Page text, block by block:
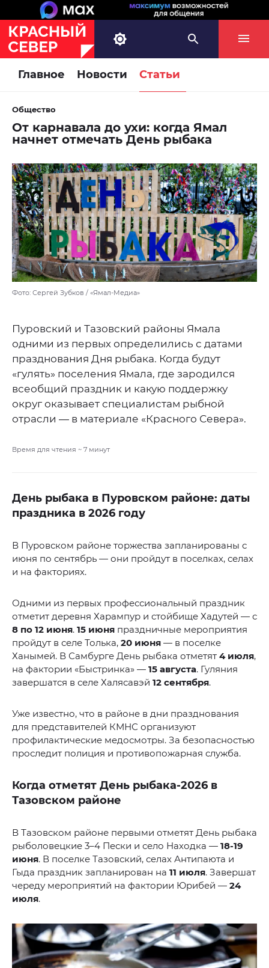
Главное Новости Статьи
Общество
От карнавала до ухи: когда Ямал
начнет отмечать День рыбака
Фото: Сергей Зубков / «Ямал-Медиа»
Пуровский и Тазовский районы Ямала
одними из первых определились с датами
празднования Дня рыбака. Когда будут
«гулять» поселения Ямала, где зародился
всеобщий праздник и какую поддержку
округ оказывает специалистам рыбной
отрасли — в материале «Красного Севера».
Время для чтения ~ 7 минут
День рыбака в Пуровском районе: даты
праздника в 2026 году
В Пуровском районе торжества запланированы с
июня по сентябрь — они пройдут в поселках, селах
и на факториях.
Одними из первых профессиональный праздник
отметит деревня Харампур и стойбище Хадутей — с
8 по 12 июня. 15 июня праздничные мероприятия
пройдут в селе Толька, 20 июня — в поселке
Ханымей. В Самбурге День рыбака отметят 4 июля,
на фактории «Быстринка» — 15 августа. Гуляния
завершатся в селе Халясавэй 12 сентября.
Уже известно, что в районе в дни празднования
для представителей КМНС организуют
профилактические медосмотры. За безопасностью
проследит полиция и противопожарная служба.
Когда отметят День рыбака-2026 в
Тазовском районе
В Тазовском районе первыми отметят День рыбака
рыболовецкие 3–4 Пески и село Находка — 18-19
июня. В поселке Тазовский, селах Антипаюта и
Гыда праздник запланирован на 11 июля. Завершат
череду мероприятий на фактории Юрибей — 24
июля.